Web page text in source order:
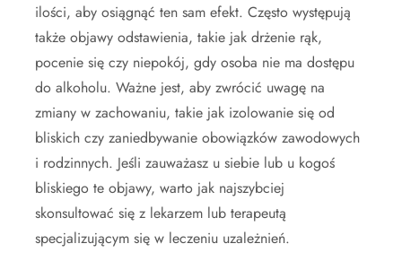
ilości, aby osiągnąć ten sam efekt. Często występują
także objawy odstawienia, takie jak drżenie rąk,
pocenie się czy niepokój, gdy osoba nie ma dostępu
do alkoholu. Ważne jest, aby zwrócić uwagę na
zmiany w zachowaniu, takie jak izolowanie się od
bliskich czy zaniedbywanie obowiązków zawodowych
i rodzinnych. Jeśli zauważasz u siebie lub u kogoś
bliskiego te objawy, warto jak najszybciej
skonsultować się z lekarzem lub terapeutą
specjalizującym się w leczeniu uzależnień.